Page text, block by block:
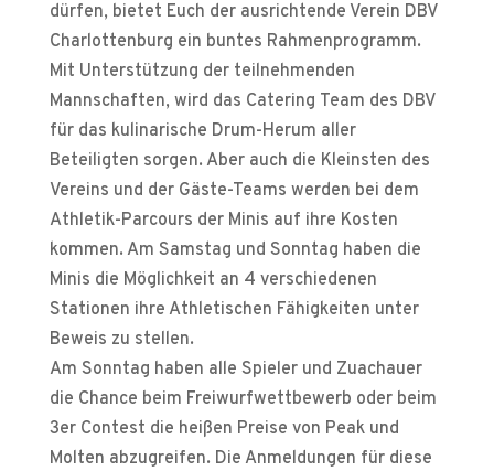
dürfen, bietet Euch der ausrichtende Verein DBV
Charlottenburg ein buntes Rahmenprogramm.
Mit Unterstützung der teilnehmenden
Mannschaften, wird das Catering Team des DBV
für das kulinarische Drum-Herum aller
Beteiligten sorgen. Aber auch die Kleinsten des
Vereins und der Gäste-Teams werden bei dem
Athletik-Parcours der Minis auf ihre Kosten
kommen. Am Samstag und Sonntag haben die
Minis die Möglichkeit an 4 verschiedenen
Stationen ihre Athletischen Fähigkeiten unter
Beweis zu stellen.
Am Sonntag haben alle Spieler und Zuachauer
die Chance beim Freiwurfwettbewerb oder beim
3er Contest die heißen Preise von Peak und
Molten abzugreifen. Die Anmeldungen für diese